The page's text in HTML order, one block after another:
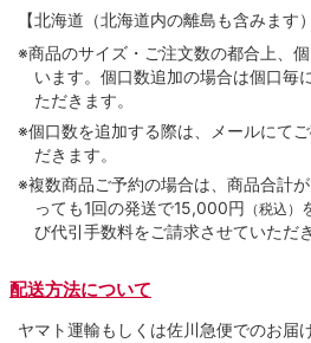
【北海道（北海道内の離島も含みます
※商品のサイズ・ご注文数の都合上、
います。個口数追加の場合は個口毎
ただきます。
※個口数を追加する際は、メールにて
だきます。
※複数商品ご予約の場合は、商品合計
っても1回の発送で15,000円 （税込）
び代引手数料をご請求させていただ
配送方法について
ヤマト運輸もしくは佐川急便でのお届